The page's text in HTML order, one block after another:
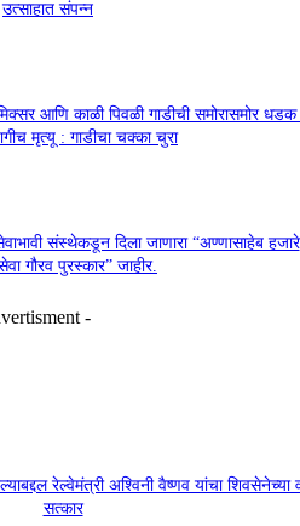
उत्साहात संपन्न
आणि काळी पिवळी गाडीची समोरासमोर
मृत्यू : गाडीचा चक्का चुरा
संस्थेकडून दिला जाणारा “अण्णासाहेब हजारे
गौरव पुरस्कार” जाहीर.
-
रेल्वेमंत्री अश्विनी वैष्णव यांचा शिवसेनेच्या
सत्कार